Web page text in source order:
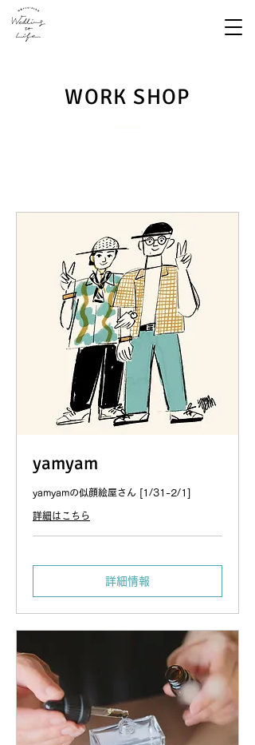
WORK SHOP
yamyam
yamyamの似顔絵屋さん [1/31-2/1]
詳細はこちら
詳細情報